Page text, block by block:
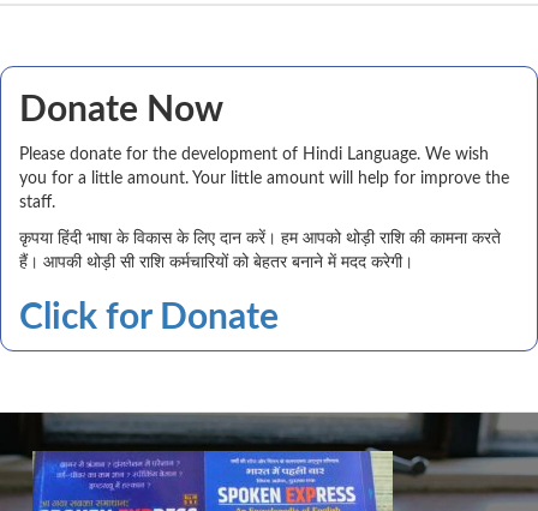
Donate Now
Please donate for the development of Hindi Language. We wish
you for a little amount. Your little amount will help for improve the
staff.
कृपया हिंदी भाषा के विकास के लिए दान करें। हम आपको थोड़ी राशि की कामना करते
हैं। आपकी थोड़ी सी राशि कर्मचारियों को बेहतर बनाने में मदद करेगी।
Click for Donate